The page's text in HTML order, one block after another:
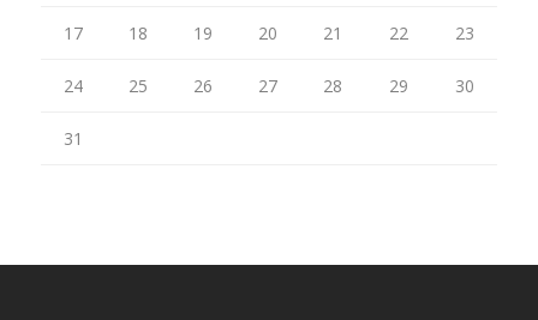
17 18 19 20 21 22 23
24 25 26 27 28 29 30
31